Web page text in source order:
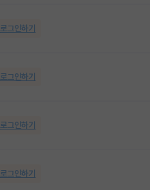
로그인하기
로그인하기
로그인하기
로그인하기